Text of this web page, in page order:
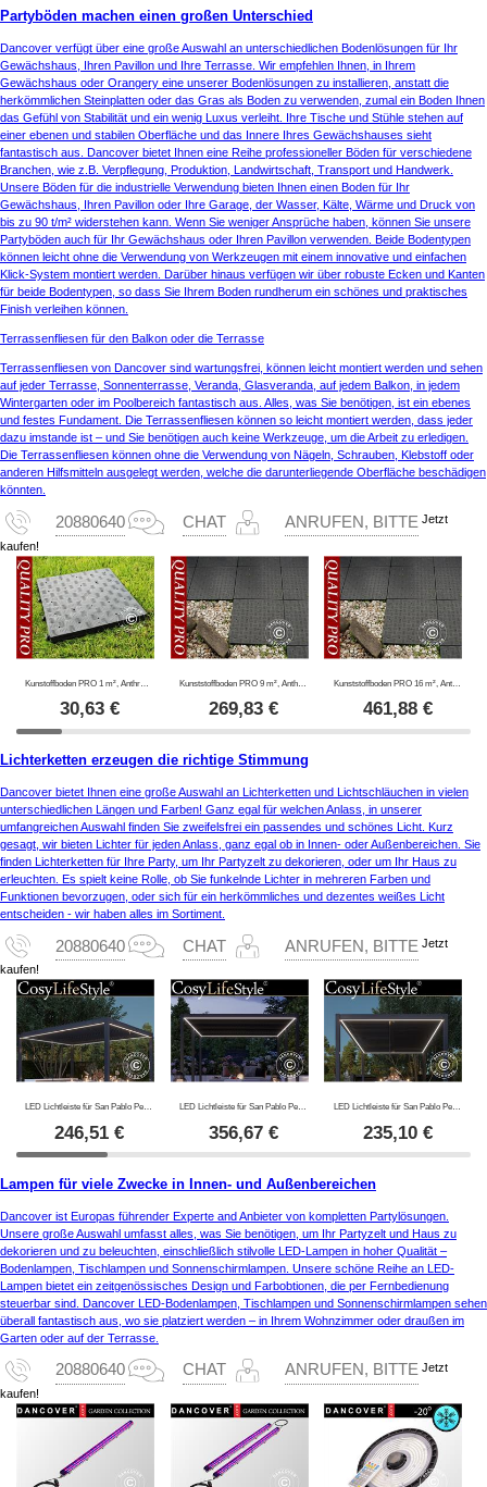
Partyböden machen einen großen Unterschied
Dancover verfügt über eine große Auswahl an unterschiedlichen Bodenlösungen für Ihr
Gewächshaus, Ihren Pavillon und Ihre Terrasse. Wir empfehlen Ihnen, in Ihrem
Gewächshaus oder Orangery eine unserer Bodenlösungen zu installieren, anstatt die
herkömmlichen Steinplatten oder das Gras als Boden zu verwenden, zumal ein Boden Ihnen
das Gefühl von Stabilität und ein wenig Luxus verleiht. Ihre Tische und Stühle stehen auf
einer ebenen und stabilen Oberfläche und das Innere Ihres Gewächshauses sieht
fantastisch aus. Dancover bietet Ihnen eine Reihe professioneller Böden für verschiedene
Branchen, wie z.B. Verpflegung, Produktion, Landwirtschaft, Transport und Handwerk.
Unsere Böden für die industrielle Verwendung bieten Ihnen einen Boden für Ihr
Gewächshaus, Ihren Pavillon oder Ihre Garage, der Wasser, Kälte, Wärme und Druck von
bis zu 90 t/m² widerstehen kann. Wenn Sie weniger Ansprüche haben, können Sie unsere
Partyböden auch für Ihr Gewächshaus oder Ihren Pavillon verwenden. Beide Bodentypen
können leicht ohne die Verwendung von Werkzeugen mit einem innovative und einfachen
Klick-System montiert werden. Darüber hinaus verfügen wir über robuste Ecken und Kanten
für beide Bodentypen, so dass Sie Ihrem Boden rundherum ein schönes und praktisches
Finish verleihen können.
Terrassenfliesen für den Balkon oder die Terrasse
Terrassenfliesen von Dancover sind wartungsfrei, können leicht montiert werden und sehen
auf jeder Terrasse, Sonnenterrasse, Veranda, Glasveranda, auf jedem Balkon, in jedem
Wintergarten oder im Poolbereich fantastisch aus. Alles, was Sie benötigen, ist ein ebenes
und festes Fundament. Die Terrassenfliesen können so leicht montiert werden, dass jeder
dazu imstande ist – und Sie benötigen auch keine Werkzeuge, um die Arbeit zu erledigen.
Die Terrassenfliesen können ohne die Verwendung von Nägeln, Schrauben, Klebstoff oder
anderen Hilfsmitteln ausgelegt werden, welche die darunterliegende Oberfläche beschädigen
könnten.
20880640 CHAT ANRUFEN, BITTE Jetzt
kaufen!
30,63€ 269,83€
Kunststoffboden PRO 16 m², Anthrazit
461,88€
Lichterketten erzeugen die richtige Stimmung
Dancover bietet Ihnen eine große Auswahl an Lichterketten und Lichtschläuchen in vielen
unterschiedlichen Längen und Farben! Ganz egal für welchen Anlass, in unserer
umfangreichen Auswahl finden Sie zweifelsfrei ein passendes und schönes Licht. Kurz
gesagt, wir bieten Lichter für jeden Anlass, ganz egal ob in Innen- oder Außenbereichen. Sie
finden Lichterketten für Ihre Party, um Ihr Partyzelt zu dekorieren, oder um Ihr Haus zu
erleuchten. Es spielt keine Rolle, ob Sie funkelnde Lichter in mehreren Farben und
Funktionen bevorzugen, oder sich für ein herkömmliches und dezentes weißes Licht
entscheiden - wir haben alles im Sortiment.
20880640 CHAT ANRUFEN, BITTE Jetzt
kaufen!
LED Lichtleiste für San Pablo Pergola Pavillon 4x4m, 4 Stk., Warmweiß
246,51 €
LED Lichtleiste für San Pablo Pergola Pavillon 4x5,8m, 6 Stk., Warmweiß
356,67€
LED Lichtleiste für San Pablo Pergola Pavillon 3x4m, 4 Stk., Warmweiß
235,10€
Lampen für viele Zwecke in Innen- und Außenbereichen
Dancover ist Europas führender Experte and Anbieter von kompletten Partylösungen.
Unsere große Auswahl umfasst alles, was Sie benötigen, um Ihr Partyzelt und Haus zu
dekorieren und zu beleuchten, einschließlich stilvolle LED-Lampen in hoher Qualität –
Bodenlampen, Tischlampen und Sonnenschirmlampen. Unsere schöne Reihe an LED-
Lampen bietet ein zeitgenössisches Design und Farbobtionen, die per Fernbedienung
steuerbar sind. Dancover LED-Bodenlampen, Tischlampen und Sonnenschirmlampen sehen
überall fantastisch aus, wo sie platziert werden – in Ihrem Wohnzimmer oder draußen im
Garten oder auf der Terrasse.
20880640 CHAT ANRUFEN, BITTE Jetzt
kaufen!